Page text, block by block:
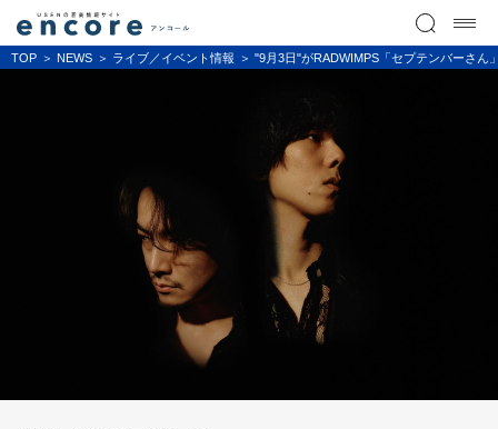
TOP NEWS ライブ／イベント情報 "9月3日"がRADWIMPS「セプテンバーさん